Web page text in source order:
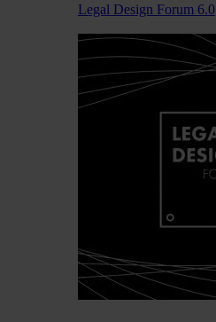
Legal Design Forum 6.0